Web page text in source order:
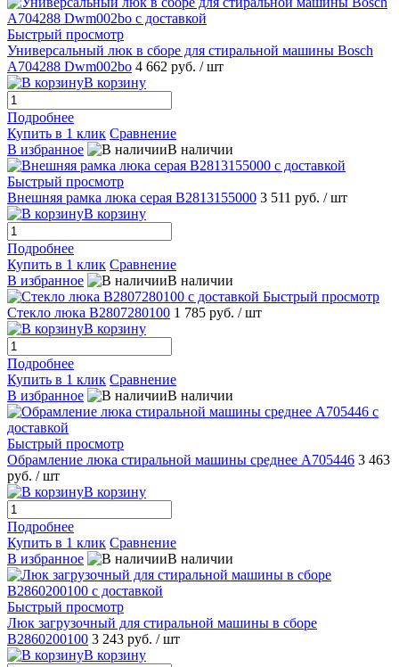
Быстрый просмотр
Универсальный люк в сборе для стиральной машины Bosch
A704288 Dwm002bo 4 662 руб. / шт
В корзину
Подробнее
Купить в 1 клик Сравнение
В избранное
В наличии
Быстрый просмотр
Внешняя рамка люка серая B2813155000 3 511 руб. / шт
В корзину
Подробнее
Купить в 1 клик Сравнение
В избранное
В наличии
Быстрый просмотр
Стекло люка B2807280100 1 785 руб. / шт
В корзину
Подробнее
Купить в 1 клик Сравнение
В избранное
В наличии
Быстрый просмотр
Обрамление люка стиральной машины среднее A705446 3 463
руб. / шт
В корзину
Подробнее
Купить в 1 клик Сравнение
В избранное
В наличии
Быстрый просмотр
Люк загрузочный для стиральной машины в сборе
B2860200100 3 243 руб. / шт
В корзину